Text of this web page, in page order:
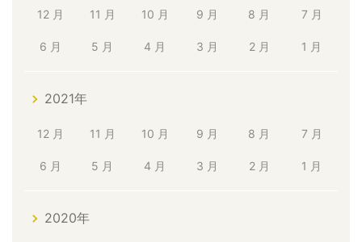
12 月 11 月 10 月 9 月 8 月 7 月
6 月 5 月 4 月 3 月 2 月 1 月
2021年
12 月 11 月 10 月 9 月 8 月 7 月
6 月 5 月 4 月 3 月 2 月 1 月
2020年